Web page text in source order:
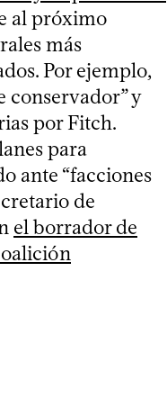
al próximo
más
Por ejemplo,
conservador” y
por Fitch.
para
ante “facciones
de
el borrador de